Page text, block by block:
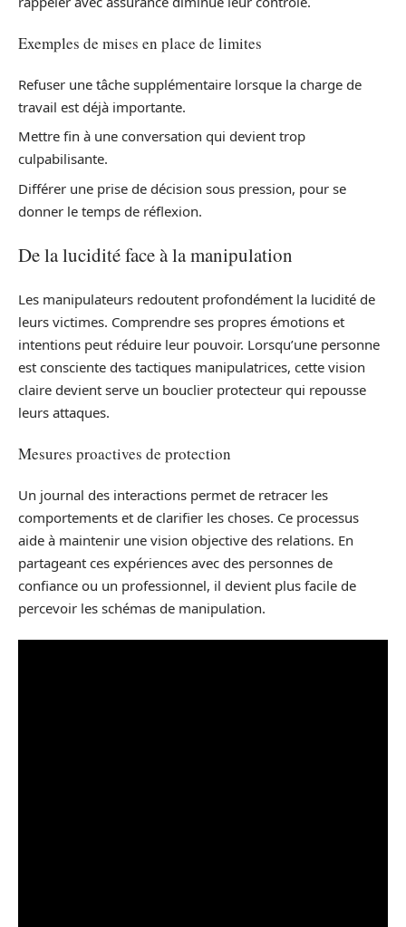
Exemples de mises en place de limites
Refuser une tâche supplémentaire lorsque la charge de
travail est déjà importante.
Mettre fin à une conversation qui devient trop
culpabilisante.
Différer une prise de décision sous pression, pour se
donner le temps de réflexion.
De la lucidité face à la manipulation
Les manipulateurs redoutent profondément la lucidité de
leurs victimes. Comprendre ses propres émotions et
intentions peut réduire leur pouvoir. Lorsqu’une personne
est consciente des tactiques manipulatrices, cette vision
claire devient serve un bouclier protecteur qui repousse
leurs attaques.
Mesures proactives de protection
Un journal des interactions permet de retracer les
comportements et de clarifier les choses. Ce processus
aide à maintenir une vision objective des relations. En
partageant ces expériences avec des personnes de
confiance ou un professionnel, il devient plus facile de
percevoir les schémas de manipulation.